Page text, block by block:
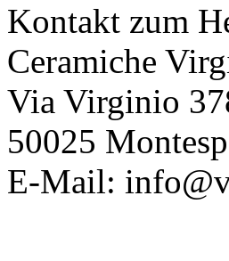
Kontakt zum
Ceramiche
Via Virginio
50025
E-Mail: